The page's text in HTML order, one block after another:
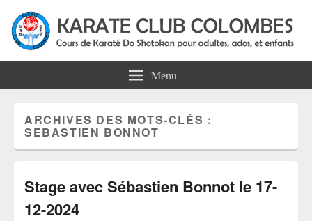
Karate Club Colombes
Menu
ARCHIVES DES MOTS-CLÉS :
SEBASTIEN BONNOT
Stage avec Sébastien Bonnot le 17-
12-2024